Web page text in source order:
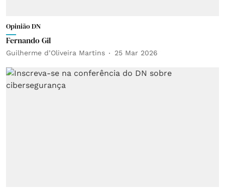
Opinião DN
Fernando Gil
Guilherme d’Oliveira Martins 25 Mar 2026